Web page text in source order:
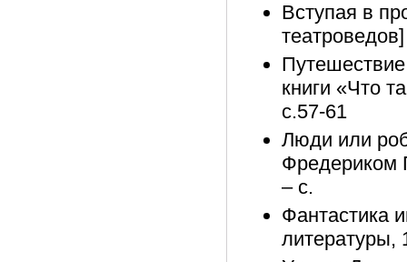
Вступая в
книги «Что
с.57-61
Люди или
Фредериком
– с.
Фантастика
литературы,